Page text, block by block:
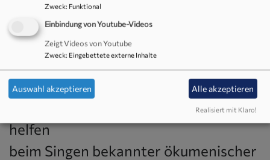
Anhand von Symbolen, Bildern und
Gegenständen
werden Bibelworte für den Alltag
veranschaulicht.
In Großschrift gedruckte Liedblätter
helfen
beim Singen bekannter ökumenischer
Zweck: Funktional
Einbindung von Youtube-Videos
Zeigt Videos von Youtube
Zweck: Eingebettete externe Inhalte
Auswahl akzeptieren Alle akzeptieren
Realisiert mit Klaro!